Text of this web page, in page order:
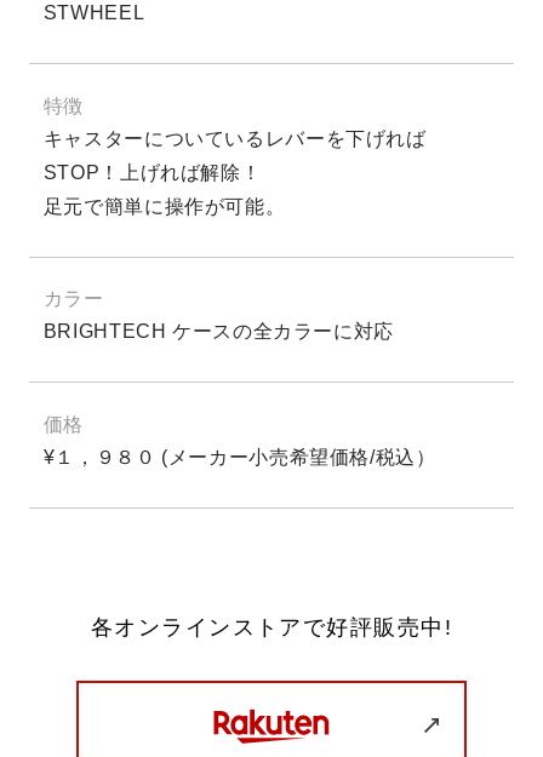
STWHEEL
特徴
キャスターについているレバーを下げれば
STOP！上げれば解除！
足元で簡単に操作が可能。
カラー
BRIGHTECH ケースの全カラーに対応
価格
¥１，９８０ (メーカー小売希望価格/税込）
各オンラインストアで好評販売中!